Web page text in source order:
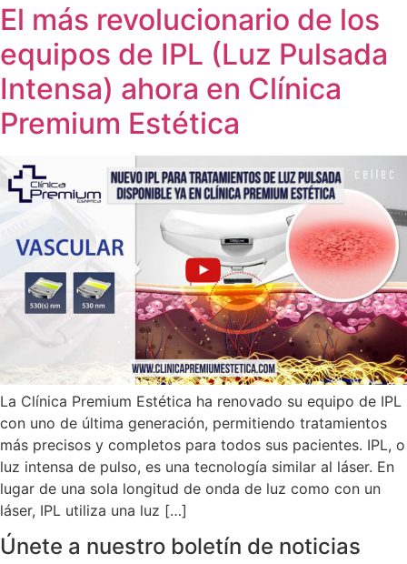
El más revolucionario de los
equipos de IPL (Luz Pulsada
Intensa) ahora en Clínica
Premium Estética
La Clínica Premium Estética ha renovado su equipo de IPL
con uno de última generación, permitiendo tratamientos
más precisos y completos para todos sus pacientes. IPL, o
luz intensa de pulso, es una tecnología similar al láser. En
lugar de una sola longitud de onda de luz como con un
láser, IPL utiliza una luz […]
Únete a nuestro boletín de noticias